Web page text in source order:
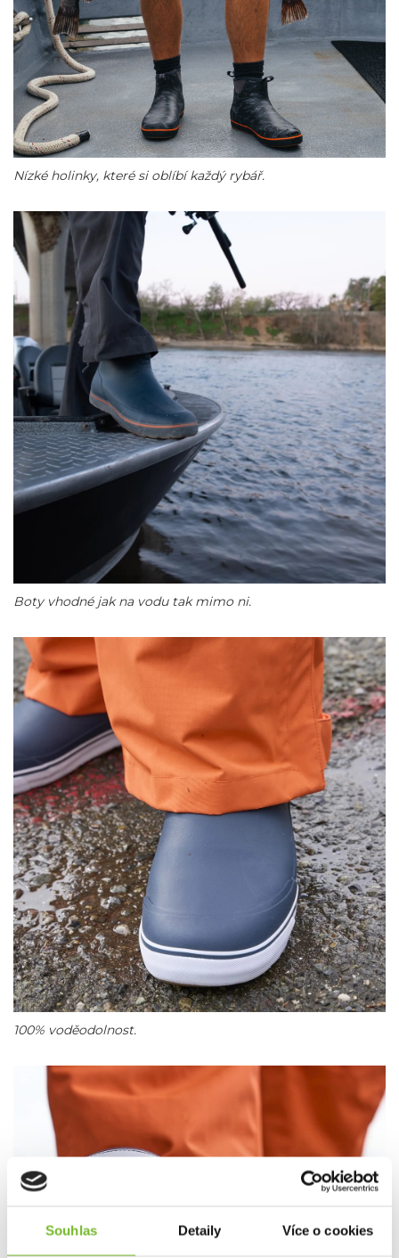
Souhlas Detaily Více o cookies
Nízké holinky, které si oblíbí každý rybář.
Boty vhodné jak na vodu tak mimo ni.
100% voděodolnost.